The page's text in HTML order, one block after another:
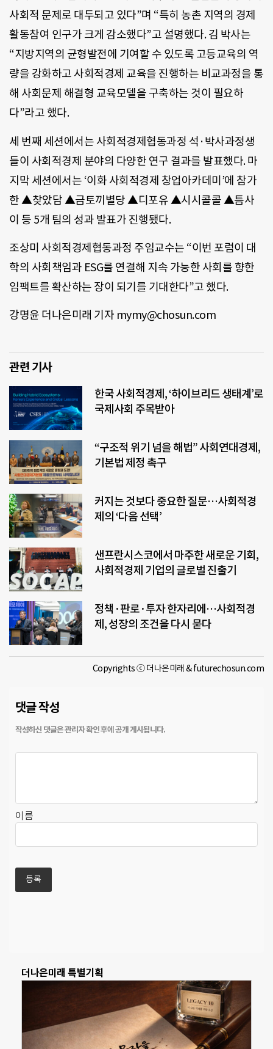
사회적 문제로 대두되고 있다”며 “특히 농촌 지역의 경제
활동참여 인구가 크게 감소했다”고 설명했다. 김 박사는
“지방지역의 균형발전에 기여할 수 있도록 고등교육의 역
량을 강화하고 사회적경제 교육을 진행하는 비교과정을 통
해 사회문제 해결형 교육모델을 구축하는 것이 필요하
다”라고 했다.
세 번째 세션에서는 사회적경제협동과정 석·박사과정생
들이 사회적경제 분야의 다양한 연구 결과를 발표했다. 마
지막 세션에서는 ‘이화 사회적경제 창업아카데미’에 참가
한 ▲찾았담 ▲금토끼별당 ▲디포유 ▲시시콜콜 ▲틈사
이 등 5개 팀의 성과 발표가 진행됐다.
조상미 사회적경제협동과정 주임교수는 “이번 포럼이 대
학의 사회책임과 ESG를 연결해 지속 가능한 사회를 향한
임팩트를 확산하는 장이 되기를 기대한다”고 했다.
강명윤 더나은미래 기자 mymy@chosun.com
관련 기사
한국 사회적경제, ‘하이브리드 생태계’로
국제사회 주목받아
“구조적 위기 넘을 해법” 사회연대경제,
기본법 제정 촉구
커지는 것보다 중요한 질문…사회적경
제의 ‘다음 선택’
샌프란시스코에서 마주한 새로운 기회,
사회적경제 기업의 글로벌 진출기
정책·판로·투자 한자리에…사회적경
제, 성장의 조건을 다시 묻다
Copyrights ⓒ 더나은미래 & futurechosun.com
댓글 작성
이름
더나은미래 특별기획